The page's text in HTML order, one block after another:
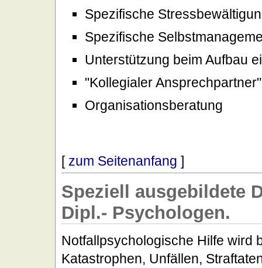
Spezifische
Spezifische
Unterstützung beim Aufbau
"Kollegialer Ansprechpartner"
Organisationsberatung
[ zum Seitenanfang ]
Speziell ausgebildete
Dipl.- Psychologen.
Notfallpsychologische Hilfe wird
Katastrophen, Unfällen,